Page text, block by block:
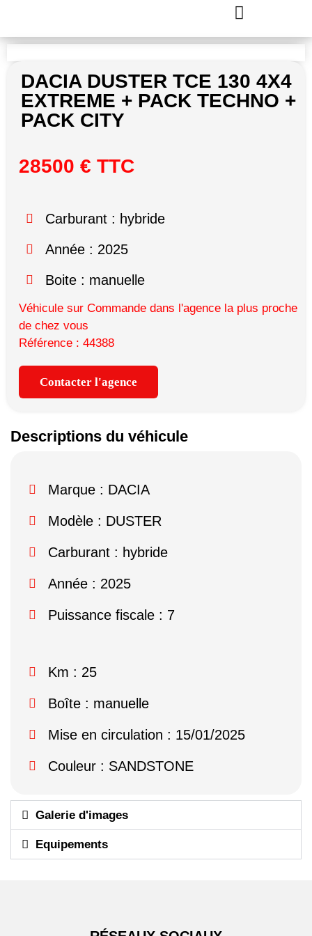
DACIA DUSTER TCE 130 4X4
EXTREME + PACK TECHNO +
PACK CITY
28500 € TTC
Carburant : hybride
Année : 2025
Boite : manuelle
Véhicule sur Commande dans l'agence la plus proche
de chez vous
Référence : 44388
Contacter l'agence
Descriptions du véhicule
Marque : DACIA
Modèle : DUSTER
Carburant : hybride
Année : 2025
Puissance fiscale : 7
Km : 25
Boîte : manuelle
Mise en circulation : 15/01/2025
Couleur : SANDSTONE
Galerie d'images
Equipements